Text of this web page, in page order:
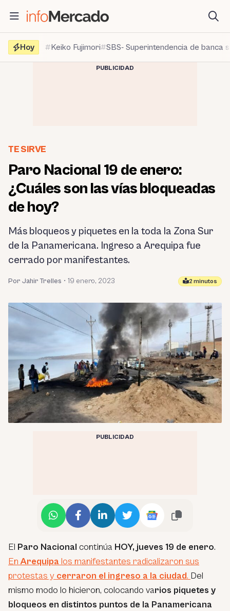
contenido
Hoy
Keiko Fujimori SBS- Superintendencia de banca
PUBLICIDAD
TE SIRVE
Paro Nacional 19 de enero:
¿Cuáles son las vías bloqueadas
de hoy?
Más bloqueos y piquetes en la toda la Zona Sur
de la Panamericana. Ingreso a Arequipa fue
cerrado por manifestantes.
Por Jahir Trelles • 19 enero, 2023 2 minutos
PUBLICIDAD
El Paro Nacional continúa HOY, jueves 19 de enero.
EnArequipa los manifestantes radicalizaron sus
protestas y cerraron el ingreso a la ciudad. Del
mismo modo lo hicieron, colocando varios piquetes y
bloqueos en distintos puntos de la Panamericana